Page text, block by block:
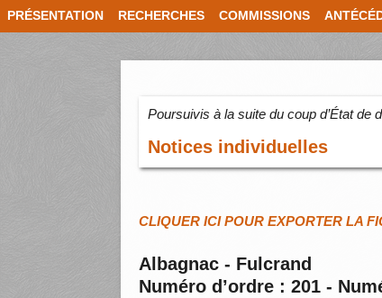
PRÉSENTATION RECHERCHES COMMISSIONS
Poursuivis à la suite du coup d’État de
Notices individuelles
CLIQUER ICI POUR EXPORTER LA
Albagnac - Fulcrand
Numéro d’ordre : 201 -